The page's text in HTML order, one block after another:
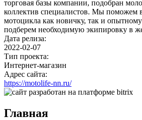
торговая базы компании, подобран
коллектив специалистов. Мы поможем
мотоцикла как новичку, так и
подберем необходимую экипировку в
Дата релиза:
2022-02-07
Тип проекта:
Интернет-магазин
Адрес сайта:
https://motolife-nn.ru/
Главная